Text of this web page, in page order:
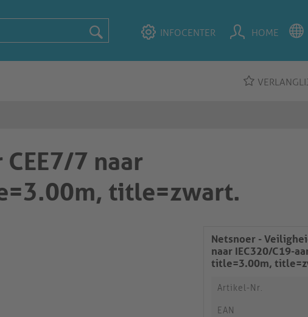
INFOCENTER HOME
7 naar
title=zwart.
Netsnoer -
naar IEC320/C19-
title=3.00m,
Artikel-Nr.
EAN